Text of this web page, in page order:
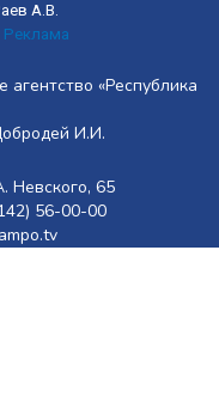
А.В.
Реклама
«Республика
И.И.
Невского, 65
56-00-00